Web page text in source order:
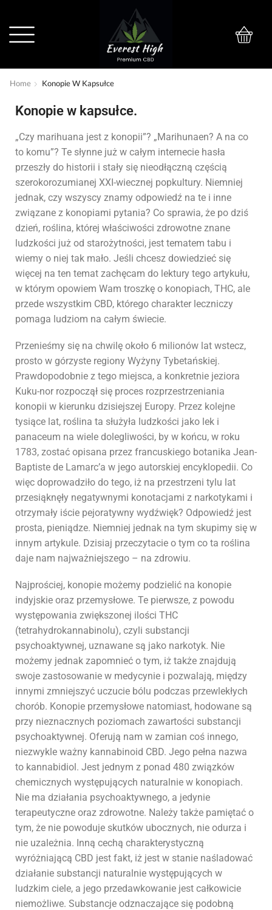
Home Konopie W Kapsułce
Konopie w kapsułce.
„Czy marihuana jest z konopii”? „Marihunaen? A na co
to komu”? Te słynne już w całym internecie hasła
przeszły do historii i stały się nieodłączną częścią
szerokorozumianej XXI-wiecznej popkultury. Niemniej
jednak, czy wszyscy znamy odpowiedź na te i inne
związane z konopiami pytania? Co sprawia, że po dziś
dzień, roślina, której właściwości zdrowotne znane
ludzkości już od starożytności, jest tematem tabu i
wiemy o niej tak mało. Jeśli chcesz dowiedzieć się
więcej na ten temat zachęcam do lektury tego artykułu,
w którym opowiem Wam troszkę o konopiach, THC, ale
przede wszystkim CBD, którego charakter leczniczy
pomaga ludziom na całym świecie.
Przenieśmy się na chwilę około 6 milionów lat wstecz,
prosto w górzyste regiony Wyżyny Tybetańskiej.
Prawdopodobnie z tego miejsca, a konkretnie jeziora
Kuku-nor rozpoczął się proces rozprzestrzeniania
konopii w kierunku dzisiejszej Europy. Przez kolejne
tysiące lat, roślina ta służyła ludzkości jako lek i
panaceum na wiele dolegliwości, by w końcu, w roku
1783, zostać opisana przez francuskiego botanika Jean-
Baptiste de Lamarc’a w jego autorskiej encyklopedii. Co
więc doprowadziło do tego, iż na przestrzeni tylu lat
przesiąknęły negatywnymi konotacjami z narkotykami i
otrzymały iście pejoratywny wydźwięk? Odpowiedź jest
prosta, pieniądze. Niemniej jednak na tym skupimy się w
innym artykule. Dzisiaj przeczytacie o tym co ta roślina
daje nam najważniejszego – na zdrowiu.
Najprościej, konopie możemy podzielić na konopie
indyjskie oraz przemysłowe. Te pierwsze, z powodu
występowania zwiększonej ilości THC
(tetrahydrokannabinolu), czyli substancji
psychoaktywnej, uznawane są jako narkotyk. Nie
możemy jednak zapomnieć o tym, iż także znajdują
swoje zastosowanie w medycynie i pozwalają, między
innymi zmniejszyć uczucie bólu podczas przewlekłych
chorób. Konopie przemysłowe natomiast, hodowane są
przy nieznacznych poziomach zawartości substancji
psychoaktywnej. Oferują nam w zamian coś innego,
niezwykle ważny kannabinoid CBD. Jego pełna nazwa
to kannabidiol. Jest jednym z ponad 480 związków
chemicznych występujących naturalnie w konopiach.
Nie ma działania psychoaktywnego, a jedynie
terapeutyczne oraz zdrowotne. Należy także pamiętać o
tym, że nie powoduje skutków ubocznych, nie odurza i
nie uzależnia. Inną cechą charakterystyczną
wyróżniającą CBD jest fakt, iż jest w stanie naśladować
działanie substancji naturalnie występujących w
ludzkim ciele, a jego przedawkowanie jest całkowicie
niemożliwe. Substancje odznaczające się podobną